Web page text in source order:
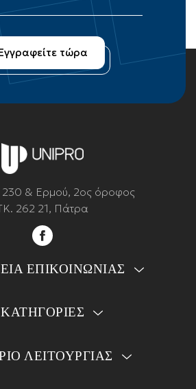
230 & Ερμού, 2ος όροφος
262 21, Πάτρα
ΕΠΙΚΟΙΝΩΝΙΑΣ
ΚΑΤΗΓΟΡΙΕΣ
ΛΕΙΤΟΥΡΓΙΑΣ